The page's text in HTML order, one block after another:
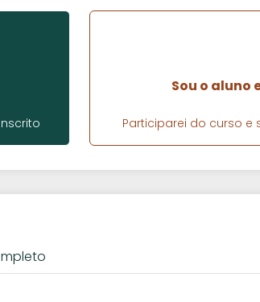
Sou o aluno
Participarei do curso